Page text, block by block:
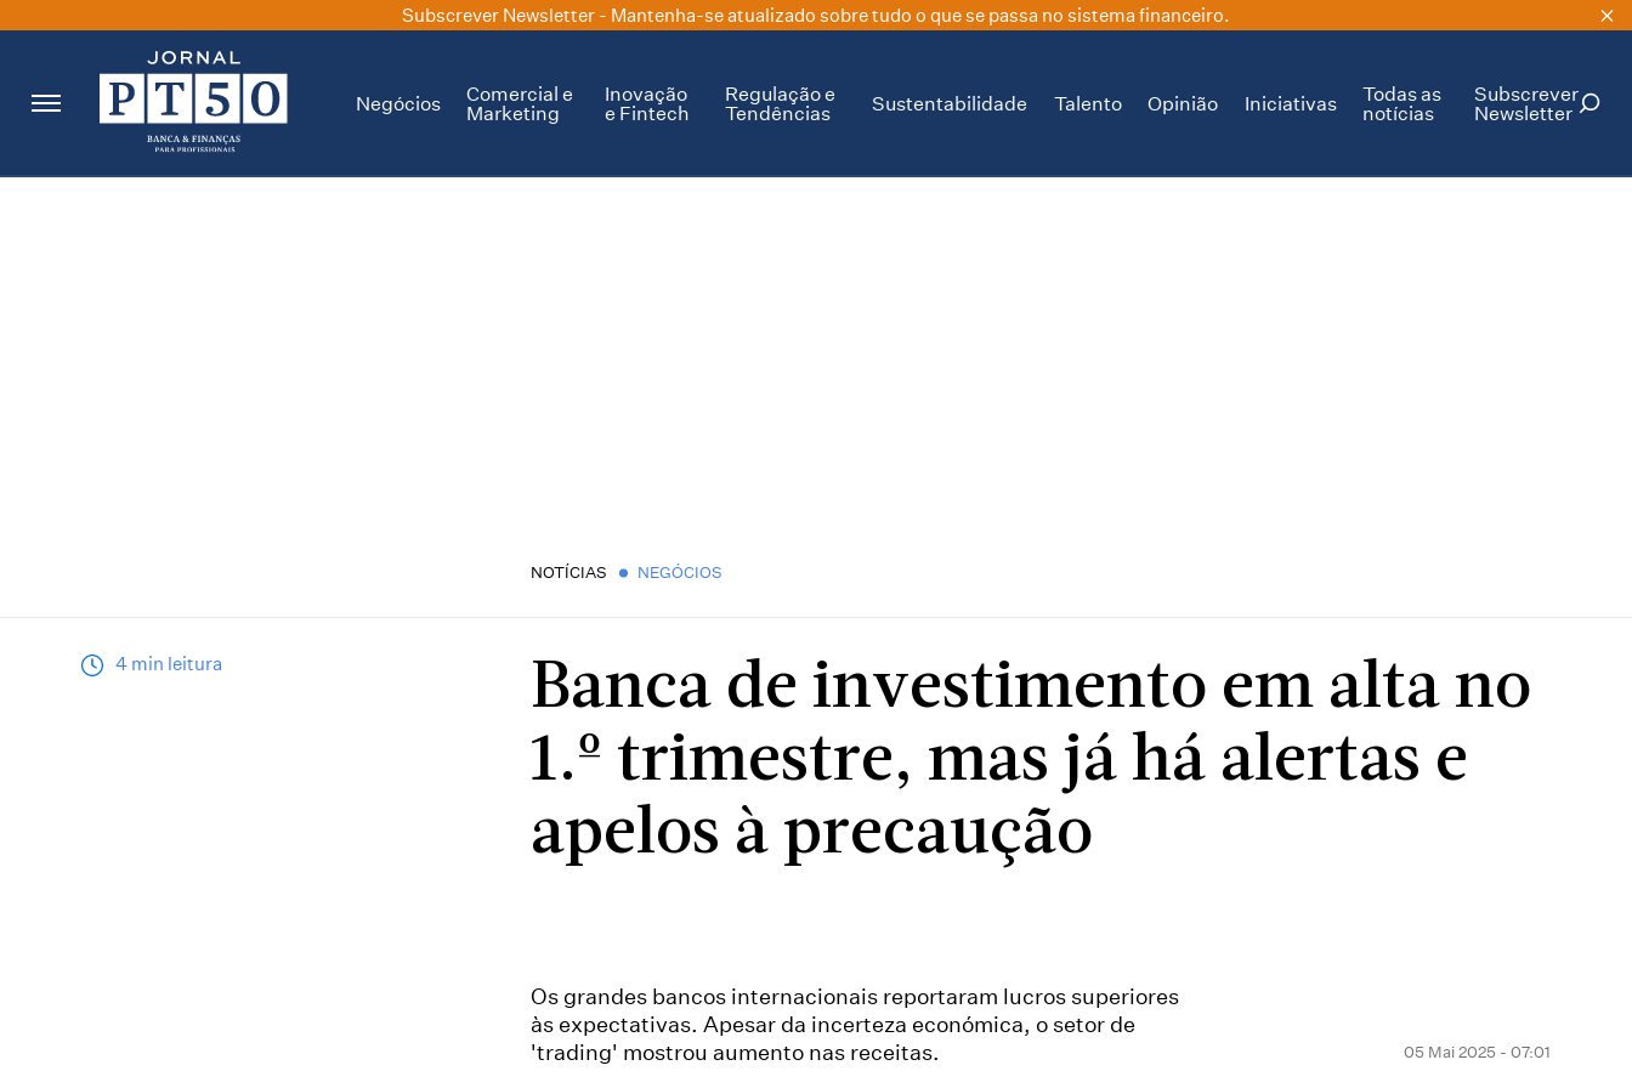
Subscrever Newsletter - Mantenha-se atualizado sobre tudo o que se passa no sistema financeiro.
Negócios
Comercial e
Marketing
Inovação
e Fintech
Regulação e
Tendências
Sustentabilidade Talento Opinião Iniciativas
Todas as
notícias
Subscrever
Newsletter
NOTÍCIAS NEGÓCIOS
4 min leitura
Banca de investimento em alta no
1.º trimestre, mas já há alertas e
apelos à precaução
Os grandes bancos internacionais reportaram lucros superiores
às expectativas. Apesar da incerteza económica, o setor de
'trading' mostrou aumento nas receitas.
05 Mai 2025 - 07:01